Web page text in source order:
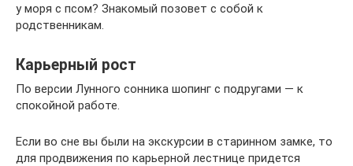
у моря с псом? Знакомый позовет с собой к
родственникам.
Карьерный рост
По версии Лунного сонника шопинг с подругами — к
спокойной работе.
Если во сне вы были на экскурсии в старинном замке, то
для продвижения по карьерной лестнице придется